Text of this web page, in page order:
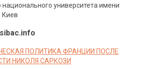
национального университета имени
Киев
ПОЛИТИКА ФРАНЦИИ ПОСЛЕ
НИКОЛЯ САРКОЗИ